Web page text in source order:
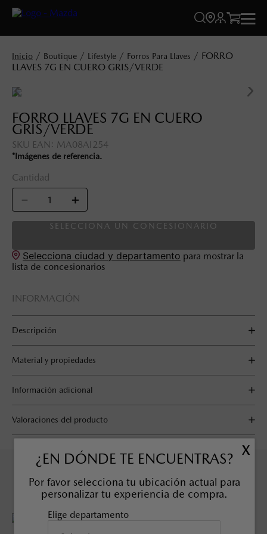

X
¿EN DÓNDE TE ENCUENTRAS?
Por favor selecciona tu ubicación actual para
personalizar tu experiencia de compra.
Elige departamento
 
Boutique Lifestyle Forros Para Llaves
FORRO
LLAVES 7G EN CUERO GRIS/VERDE
FORRO LLAVES 7G EN CUERO
GRIS/VERDE
SKU EAN : MA08AI254
*Imágenes de referencia.
Cantidad
＋
－
SELECCIONA UN CONCESIONARIO
Selecciona ciudad y departamento para mostrar la
lista de concesionarios
INFORMACIÓN
Descripción
Material y propiedades
Información adicional
Valoraciones del producto
COMPLETA TU COMPRA